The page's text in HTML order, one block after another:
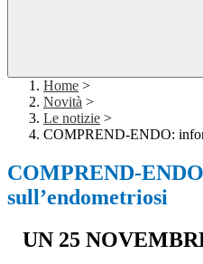
Home >
Novità >
Le notizie >
COMPREND-ENDO:
COMPREND-
sull’endometriosi
UN 25